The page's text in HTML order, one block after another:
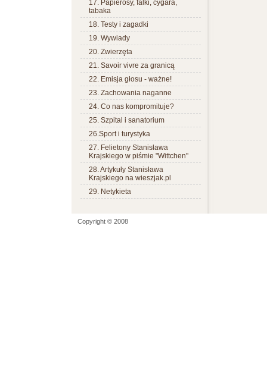
17. Papierosy, falki, cygara,
tabaka
18. Testy i zagadki
19. Wywiady
20. Zwierzęta
21. Savoir vivre za granicą
22. Emisja głosu - ważne!
23. Zachowania naganne
24. Co nas kompromituje?
25. Szpital i sanatorium
26.Sport i turystyka
27. Felietony Stanisława
Krajskiego w piśmie "Wittchen"
28. Artykuły Stanisława
Krajskiego na wieszjak.pl
29. Netykieta
Copyright © 2008